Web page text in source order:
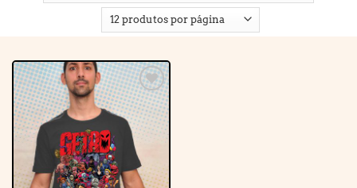
Adicionar
à lista de
desejos